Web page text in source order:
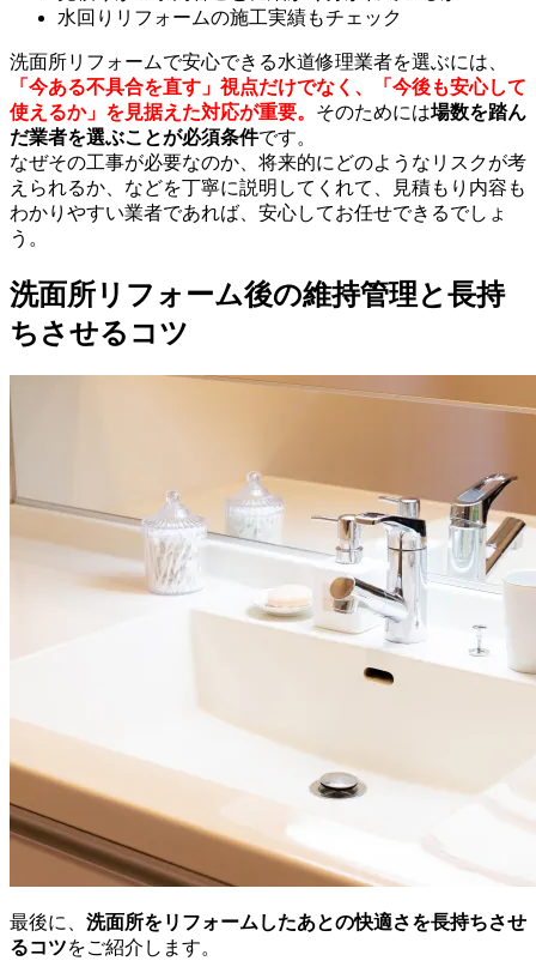
水回りリフォームの施工実績もチェック
洗面所リフォームで安心できる水道修理業者を選ぶには、
「今ある不具合を直す」視点だけでなく、「今後も安心して
使えるか」を見据えた対応が重要。 そのためには場数を踏ん
だ業者を選ぶことが必須条件です。
なぜその工事が必要なのか、将来的にどのようなリスクが考
えられるか、などを丁寧に説明してくれて、見積もり内容も
わかりやすい業者であれば、安心してお任せできるでしょ
う。
洗面所リフォーム後の維持管理と長持
ちさせるコツ
最後に、 洗面所をリフォームしたあとの快適さを長持ちさせ
るコツをご紹介します。